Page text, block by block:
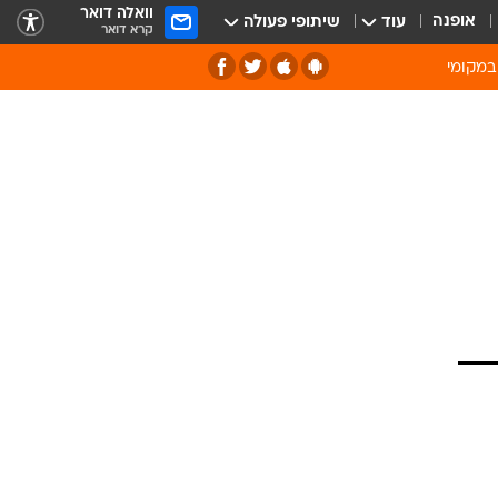
אופנה עוד שיתופי פעולה וואלה דואר
קרא דואר
במקומי